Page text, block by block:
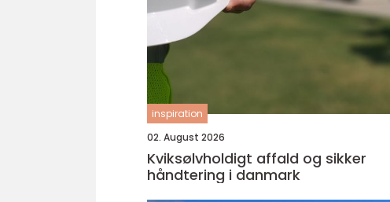
inspiration
02. August 2026
Kviksølvholdigt affald og sikker
håndtering i danmark